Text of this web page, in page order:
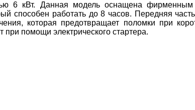
6 кВт. Данная модель оснащена фирменным
способен работать до 8 часов. Передняя
которая предотвращает поломки при
при помощи электрического стартера.